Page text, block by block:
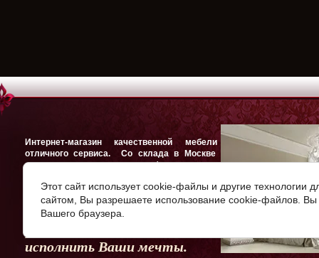
Интернет-магазин качественной мебели и
отличного сервиса. Со склада в Москве Вы
можете купить спальни, шкафы для платья и
для гостиной и столовой, многофункциональные
шкафы, тумбы под ТВ, мебель для детской,
прихожие.
Наша миссия - помочь Вам
исполнить Ваши мечты.
Этот сайт использует cookie-файлы и другие технологии
сайтом, Вы разрешаете использование cookie-файлов.
Вашего браузера.